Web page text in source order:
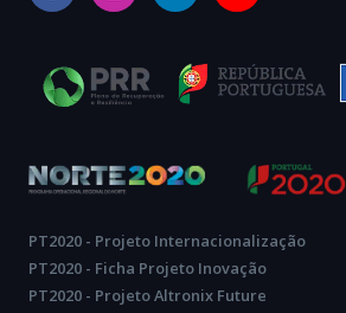
PT2020 - Projeto Internacionalização
PT2020 - Ficha Projeto Inovação
PT2020 - Projeto Altronix Future